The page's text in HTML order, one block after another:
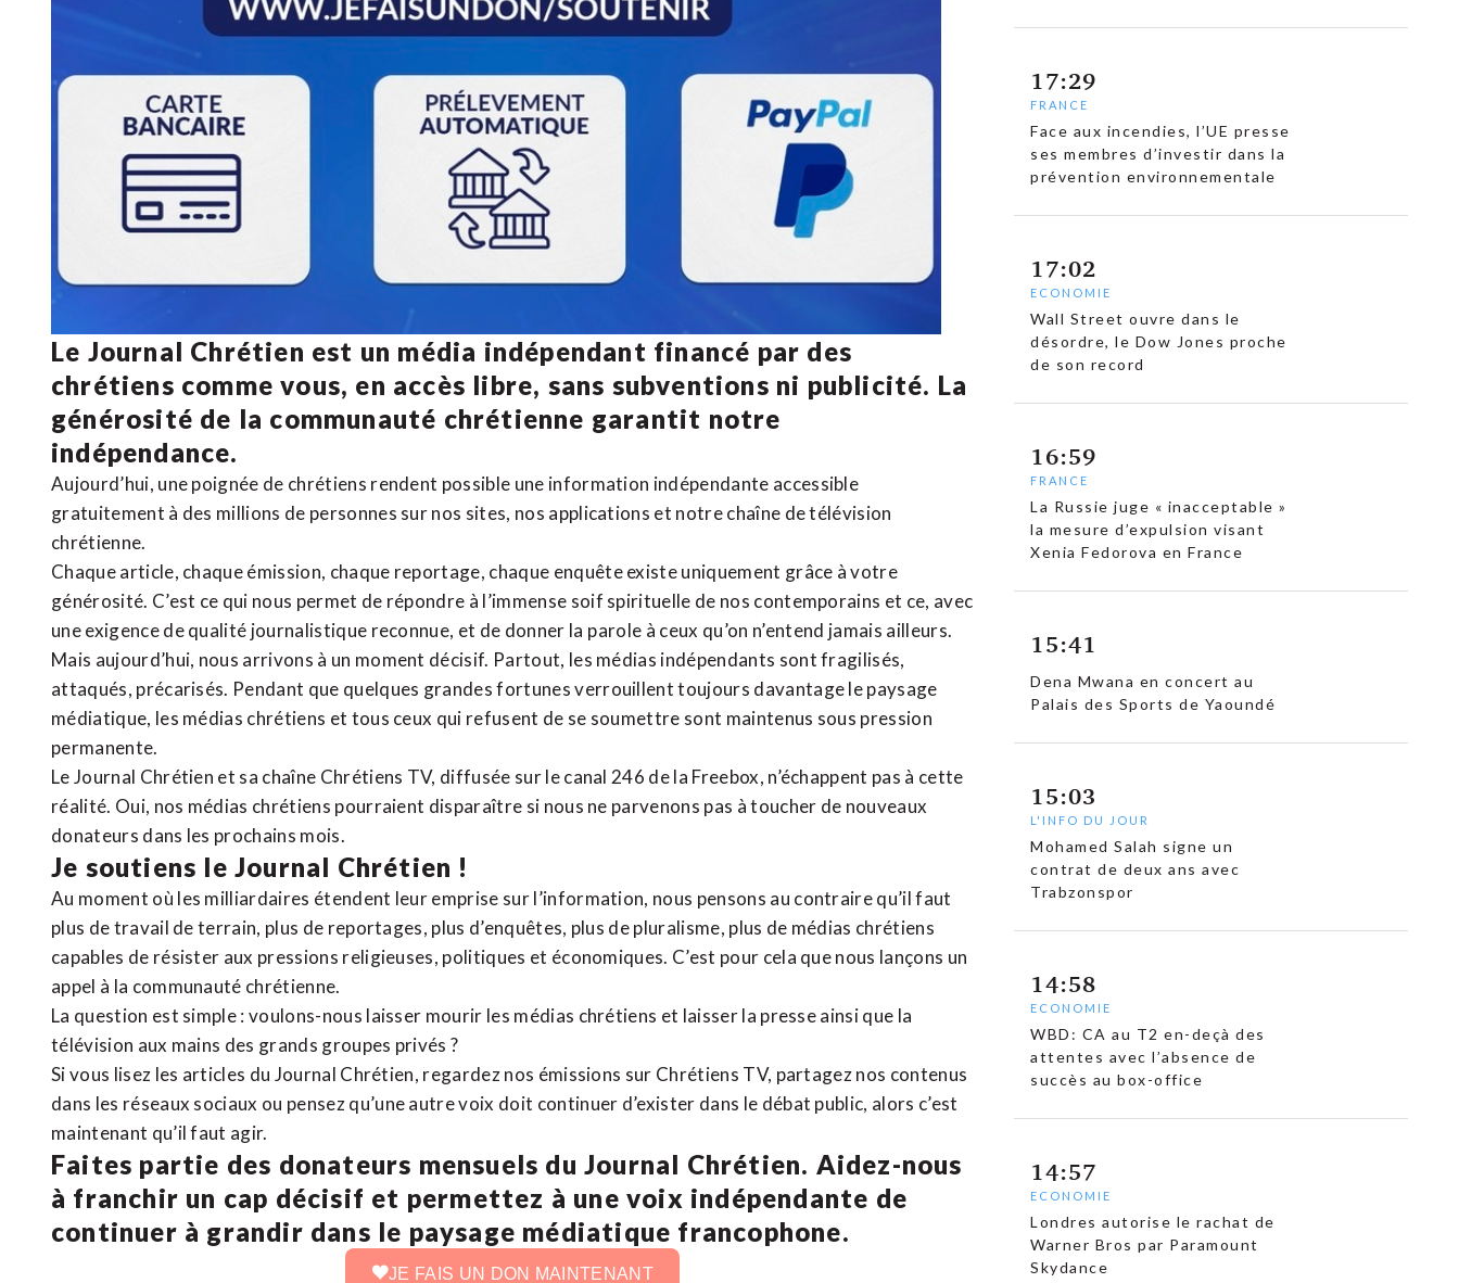
Le Journal Chrétien est un média indépendant financé par des
chrétiens comme vous, en accès libre, sans subventions ni publicité. La
générosité de la communauté chrétienne garantit notre
indépendance.
Aujourd’hui, une poignée de chrétiens rendent possible une information indépendante accessible
gratuitement à des millions de personnes sur nos sites, nos applications et notrechaîne de télévision
chrétienne.
Chaque article, chaque émission, chaque reportage, chaque enquête existe uniquement grâce à votre
générosité. C’est ce qui nous permet de répondre à l’immense soif spirituelle de nos contemporains et ce, avec
une exigence de qualité journalistique reconnue, et de donner la parole à ceux qu’on n’entend jamais ailleurs.
Mais aujourd’hui, nous arrivons à un moment décisif. Partout, les médias indépendants sont fragilisés,
attaqués, précarisés. Pendant que quelques grandes fortunes verrouillent toujours davantage le paysage
médiatique, les médias chrétiens et tous ceux qui refusent de se soumettre sont maintenus sous pression
permanente.
Le Journal Chrétien et sa chaîne Chrétiens TV, diffusée sur le canal 246 de la Freebox, n’échappent pas à cette
réalité. Oui, nos médias chrétiens pourraient disparaître si nous ne parvenons pas à toucher de nouveaux
donateurs dans les prochains mois.
Je soutiens le Journal Chrétien !
Au moment où les milliardaires étendent leur emprise sur l’information, nous pensons au contraire qu’il faut
plus de travail de terrain, plus de reportages, plus d’enquêtes, plus de pluralisme, plus de médias chrétiens
capables de résister aux pressions religieuses, politiques et économiques. C’est pour cela que nous lançons un
appel à la communauté chrétienne.
La question est simple : voulons-nous laisser mourir les médias chrétiens et laisser la presse ainsi que la
télévision aux mains des grands groupes privés ?
Si vous lisez les articles du Journal Chrétien, regardez nos émissions sur Chrétiens TV, partagez nos contenus
dans les réseaux sociaux ou pensez qu’une autre voix doit continuer d’exister dans le débat public, alors c’est
maintenant qu’il faut agir.
Faites partie des donateurs mensuels du Journal Chrétien. Aidez-nous
à franchir un cap décisif et permettez à une voix indépendante de
continuer à grandir dans le paysage médiatique francophone.
JE FAIS UN DON MAINTENANT
17:29
FRANCE
Face aux incendies, l’UE presse
ses membres d’investir dans la
prévention environnementale
17:02
ECONOMIE
Wall Street ouvre dans le
désordre, le Dow Jones proche
de son record
16:59
FRANCE
La Russie juge « inacceptable »
la mesure d’expulsion visant
Xenia Fedorova en France
15:41
Dena Mwana en concert au
Palais des Sports de Yaoundé
15:03
L'INFO DU JOUR
Mohamed Salah signe un
contrat de deux ans avec
Trabzonspor
14:58
ECONOMIE
WBD: CA au T2 en-deçà des
attentes avec l’absence de
succès au box-office
14:57
ECONOMIE
Londres autorise le rachat de
Warner Bros par Paramount
Skydance